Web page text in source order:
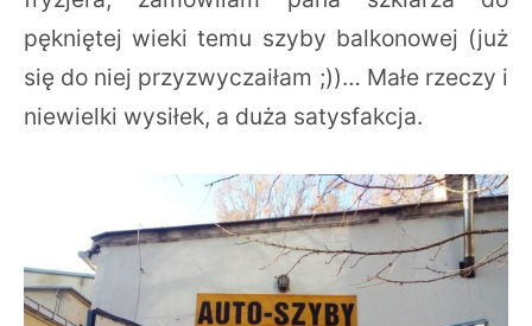
pękniętej wieki temu szyby balkonowej (już
się do niej przyzwyczaiłam ;))… Małe rzeczy i
niewielki wysiłek, a duża satysfakcja.